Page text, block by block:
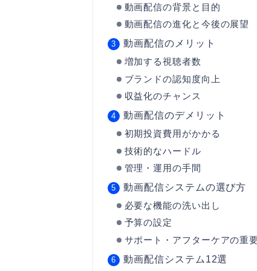
動画配信の背景と目的
動画配信の進化と今後の展望
動画配信のメリット
増加する視聴者数
ブランドの認知度向上
収益化のチャンス
動画配信のデメリット
初期投資費用がかかる
技術的なハードル
管理・運用の手間
動画配信システムの選び方
必要な機能の洗い出し
予算の設定
サポート・アフターケアの重
動画配信システム12選